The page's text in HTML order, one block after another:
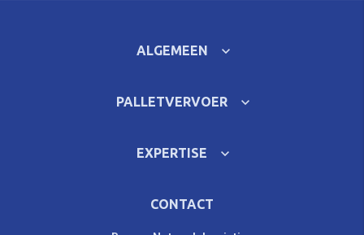
ALGEMEEN
PALLETVERVOER
EXPERTISE
CONTACT